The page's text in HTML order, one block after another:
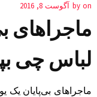
by on آگوست 8, 2016
ماجراهای
لباس چی
ماجراهای بی‌پایان